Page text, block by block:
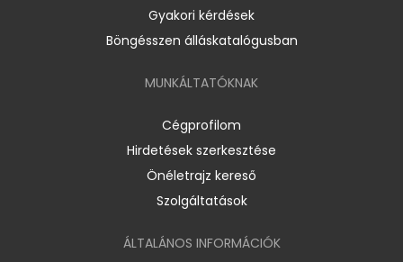
Gyakori kérdések
Böngésszen álláskatalógusban
MUNKÁLTATÓKNAK
Cégprofilom
Hirdetések szerkesztése
Önéletrajz kereső
Szolgáltatások
ÁLTALÁNOS INFORMÁCIÓK